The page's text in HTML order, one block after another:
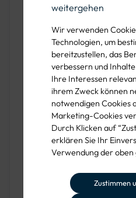
weitergehen
Wir verwenden
Technologien, um
bereitzustellen, das
verbessern und
Ihre Interessen
ihrem Zweck können
notwendigen Cookies
Marketing-Cookies
Durch Klicken auf
erklären Sie Ihr
Verwendung der
Zustimmen
Ortsschilder sind
Verkehrsregelung in
eine entscheidende
Kennzeichnung von
Orientierung im
erfahren Sie
verschiedenen Arten
Funktion, Aufstellung,
Beschriftung.
Arten von